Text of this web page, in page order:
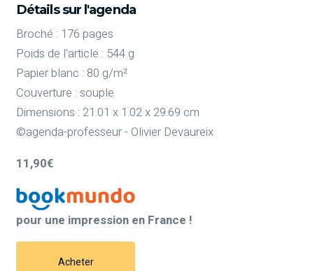
Détails sur l'agenda
Broché : 176 pages
Poids de l'article : 544 g
Papier blanc : 80 g/m²
Couverture : souple
Dimensions : 21.01 x 1.02 x 29.69 cm
©agenda-professeur - Olivier Devaureix
11,90€
pour une impression en France !
Acheter